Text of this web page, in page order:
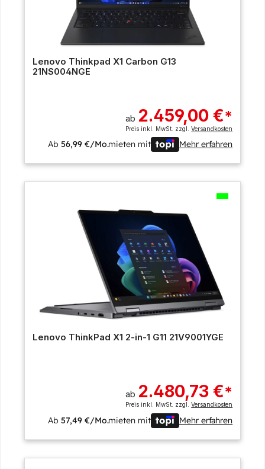
Lenovo Thinkpad X1 Carbon G13
21NS004NGE
ab 2.459,00 €*
Preis inkl. MwSt. zzgl.Versandkosten
Ab56,99 €/Mo.mieten mit Mehr erfahren
Lenovo ThinkPad X1 2-in-1 G11 21V9001YGE
ab 2.480,73 €*
Preis inkl. MwSt. zzgl.Versandkosten
Ab57,49 €/Mo.mieten mit Mehr erfahren